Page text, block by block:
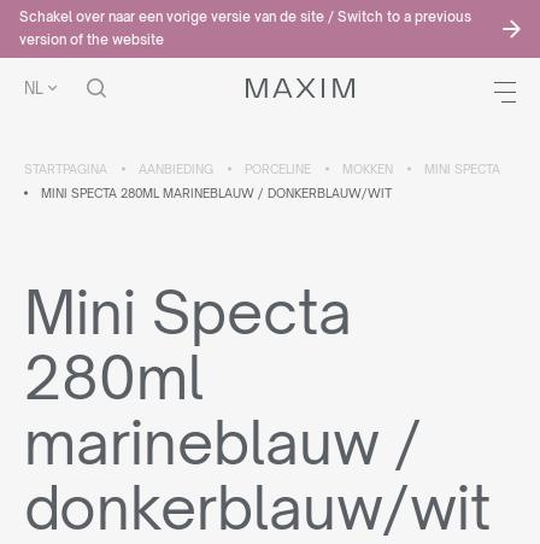
Schakel over naar een vorige versie van de site / Switch to a previous
version of the website
NL
STARTPAGINA AANBIEDING PORCELINE MOKKEN
MINI SPECTA
MINI SPECTA 280ML MARINEBLAUW / DONKERBLAUW/WIT
Mini Specta
280ml
marineblauw /
donkerblauw/wit